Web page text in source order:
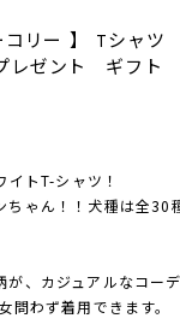
ーコリー 】 Tシ
ゼント ギフト
トT-シャツ！
ちゃん！！犬種は全30
、カジュアルなコー
問わず着用できます。